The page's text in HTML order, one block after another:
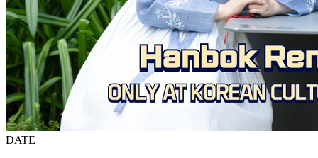
DATE